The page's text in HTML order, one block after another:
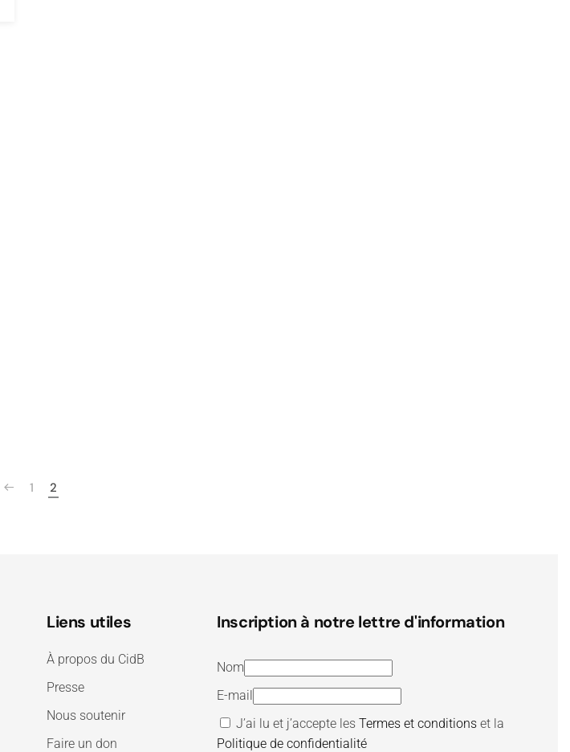
1 2
Liens utiles
À propos du CidB
Presse
Nous soutenir
Faire un don
Inscription à notre lettre d'information
Nom
E-mail
J’ai lu et j’accepte lesTermes et conditions et la
Politique de confidentialité